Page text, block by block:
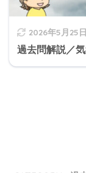
2026年5月25日
過去問解説／